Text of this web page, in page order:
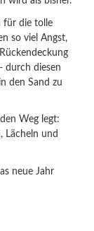
für die tolle
so viel Angst,
durch diesen
den Sand zu
Weg legt:
Lächeln und
neue Jahr